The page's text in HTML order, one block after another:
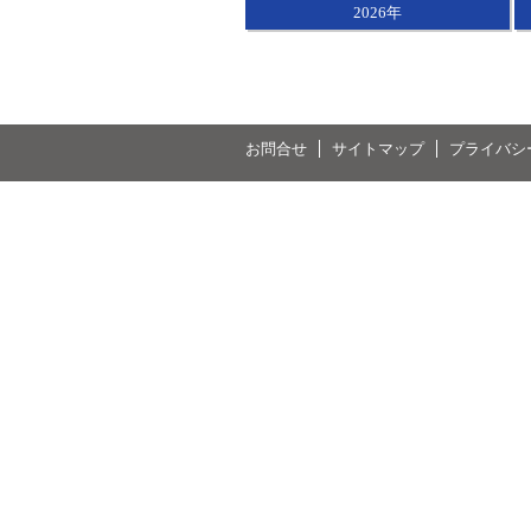
2026年
お問合せ サイトマップ プライバシ